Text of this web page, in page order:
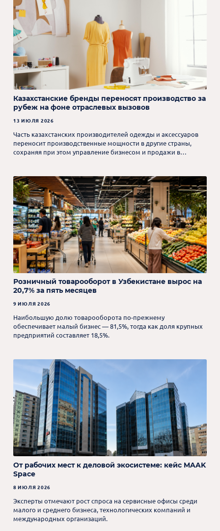
Казахстанские бренды переносят производство за
рубеж на фоне отраслевых вызовов
13 ИЮЛЯ 2026
Часть казахстанских производителей одежды и аксессуаров
переносит производственные мощности в другие страны,
сохраняя при этом управление бизнесом и продажи в
Розничный товарооборот в Узбекистане вырос на
20,7% за пять месяцев
9 ИЮЛЯ 2026
Наибольшую долю товарооборота по-прежнему
обеспечивает малый бизнес — 81,5%, тогда как доля крупных
предприятий составляет 18,5%.
От рабочих мест к деловой экосистеме: кейс MAAK
Space
8 ИЮЛЯ 2026
Эксперты отмечают рост спроса на сервисные офисы среди
малого и среднего бизнеса, технологических компаний и
международных организаций.